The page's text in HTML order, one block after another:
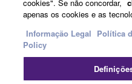
Contacte-nosTermos e
cookies". Se não concordar,
apenas os cookies e as
Informação Legal Política
Policy